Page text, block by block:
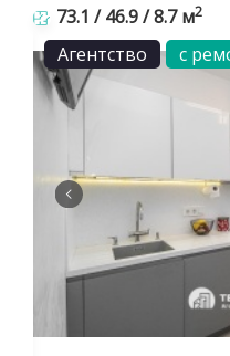
73.1 / 46.9 / 8.7 м2
Агентство
с